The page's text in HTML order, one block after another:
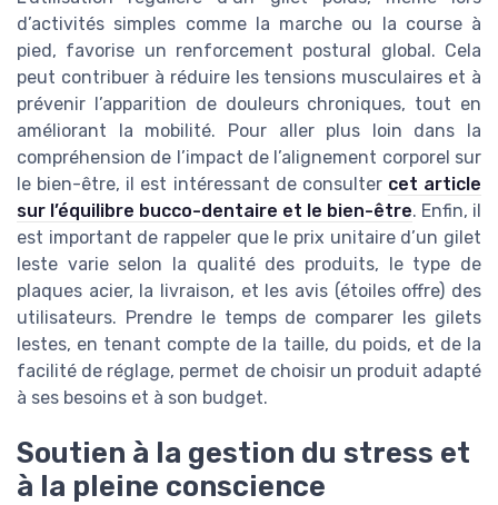
d’activités simples comme la marche ou la course à
pied, favorise un renforcement postural global. Cela
peut contribuer à réduire les tensions musculaires et à
prévenir l’apparition de douleurs chroniques, tout en
améliorant la mobilité. Pour aller plus loin dans la
compréhension de l’impact de l’alignement corporel sur
le bien-être, il est intéressant de consulter cet article
sur l’équilibre bucco-dentaire et le bien-être. Enfin, il
est important de rappeler que le prix unitaire d’un gilet
leste varie selon la qualité des produits, le type de
plaques acier, la livraison, et les avis (étoiles offre) des
utilisateurs. Prendre le temps de comparer les gilets
lestes, en tenant compte de la taille, du poids, et de la
facilité de réglage, permet de choisir un produit adapté
à ses besoins et à son budget.
Soutien à la gestion du stress et
à la pleine conscience